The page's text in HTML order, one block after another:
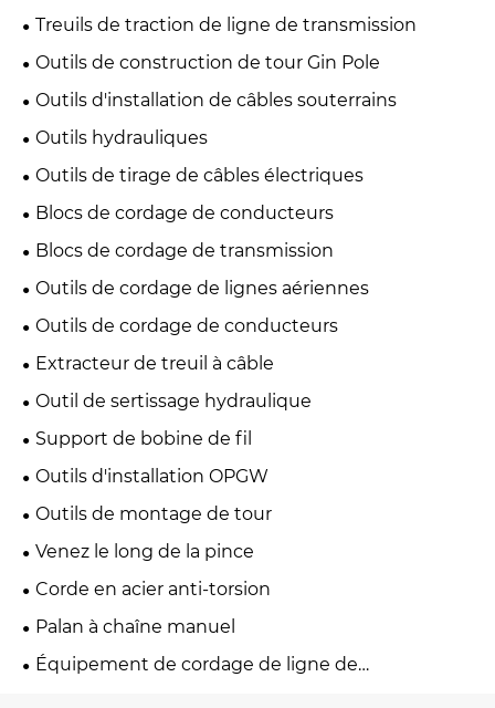
Treuils de traction de ligne de transmission
Outils de construction de tour Gin Pole
Outils d'installation de câbles souterrains
Outils hydrauliques
Outils de tirage de câbles électriques
Blocs de cordage de conducteurs
Blocs de cordage de transmission
Outils de cordage de lignes aériennes
Outils de cordage de conducteurs
Extracteur de treuil à câble
Outil de sertissage hydraulique
Support de bobine de fil
Outils d'installation OPGW
Outils de montage de tour
Venez le long de la pince
Corde en acier anti-torsion
Palan à chaîne manuel
Équipement de cordage de ligne de